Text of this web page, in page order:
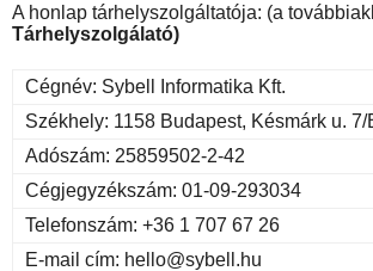
A honlap tárhelyszolgáltatója: (a
Tárhelyszolgálató)
Cégnév: Sybell Informatika Kft.
Székhely: 1158 Budapest, Késmárk u. 7/
Adószám: 25859502-2-42
Cégjegyzékszám: 01-09-293034
Telefonszám: +36 1 707 67 26
E-mail cím: hello@sybell.hu